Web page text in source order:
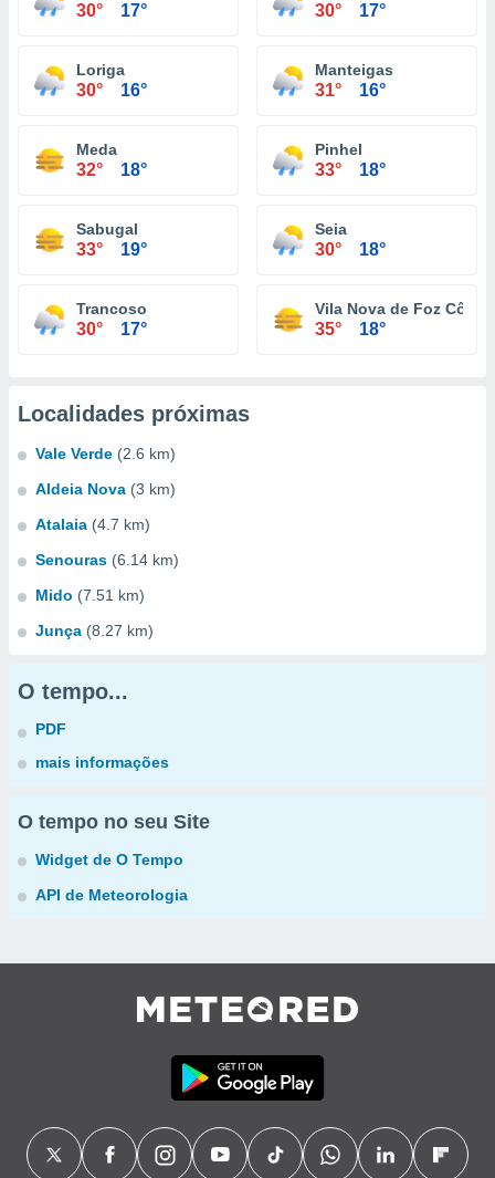
30° 17° 30° 17°
Loriga
30° 16°
Manteigas
31° 16°
Meda
32° 18°
Pinhel
33° 18°
Sabugal
33° 19°
Seia
30° 18°
Trancoso
30° 17°
Vila Nova de Foz Côa
35° 18°
Localidades próximas
Vale Verde (2.6 km)
Aldeia Nova (3 km)
Atalaia (4.7 km)
Senouras (6.14 km)
Mido (7.51 km)
Junça (8.27 km)
O tempo...
PDF
mais informações
O tempo no seu Site
Widget de O Tempo
API de Meteorologia